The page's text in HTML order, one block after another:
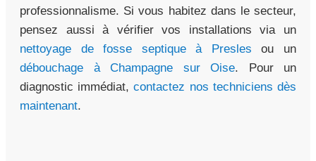
professionnalisme. Si vous habitez dans le secteur,
pensez aussi à vérifier vos installations via un
nettoyage de fosse septique à Presles ou un
débouchage à Champagne sur Oise. Pour un
diagnostic immédiat,contactez nos techniciens dès
maintenant.